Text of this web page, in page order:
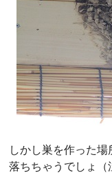
しかし巣を作った
落ちちゃうでしょ（